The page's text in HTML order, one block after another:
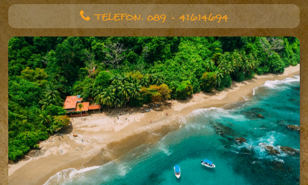
TELEFON: 089 - 41614694